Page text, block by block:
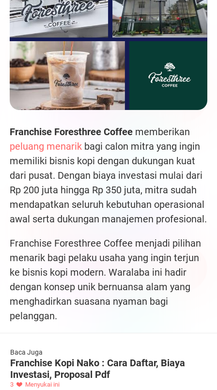
Franchise Foresthree Coffee memberikan
peluang menarik bagi calon mitra yang ingin
memiliki bisnis kopi dengan dukungan kuat
dari pusat. Dengan biaya investasi mulai dari
Rp 200 juta hingga Rp 350 juta, mitra sudah
mendapatkan seluruh kebutuhan operasional
awal serta dukungan manajemen profesional.
Franchise Foresthree Coffee menjadi pilihan
menarik bagi pelaku usaha yang ingin terjun
ke bisnis kopi modern. Waralaba ini hadir
dengan konsep unik bernuansa alam yang
menghadirkan suasana nyaman bagi
pelanggan.
Baca Juga
Franchise Kopi Nako : Cara Daftar, Biaya
Investasi, Proposal Pdf
3 Menyukai ini